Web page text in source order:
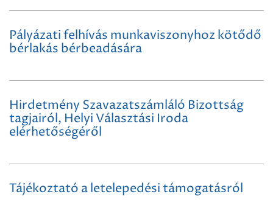
Pályázati felhívás munkaviszonyhoz kötődő
bérlakás bérbeadására
Hirdetmény Szavazatszámláló Bizottság
tagjairól, Helyi Választási Iroda
elérhetőségéről
Tájékoztató a letelepedési támogatásról